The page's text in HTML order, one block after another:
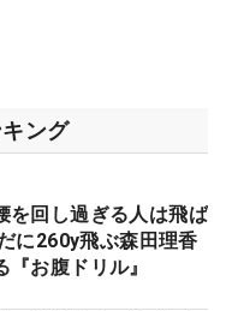
ング
を回し過ぎる人は飛ば
に260y飛ぶ森田理香
『お腹ドリル』